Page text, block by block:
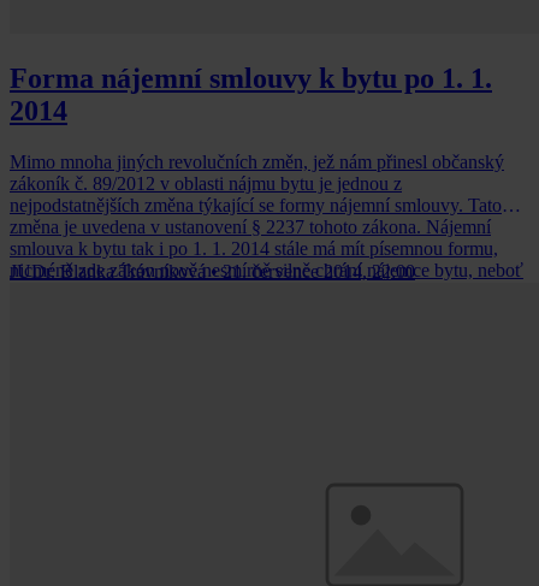
Forma nájemní smlouvy k bytu po 1. 1.
2014
Mimo mnoha jiných revolučních změn, jež nám přinesl občanský
zákoník č. 89/2012 v oblasti nájmu bytu je jednou z
nejpodstatnějších změna týkající se formy nájemní smlouvy. Tato
změna je uvedena v ustanovení § 2237 tohoto zákona. Nájemní
smlouva k bytu tak i po 1. 1. 2014 stále má mít písemnou formu,
nicméně zde zákon nově nesmírně silně chrání nájemce bytu, neboť
JUDr. Blanka Trávníková • 21. července 2014, 22:00